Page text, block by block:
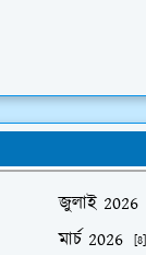
জুলাই 2026
মার্চ 2026 [8]